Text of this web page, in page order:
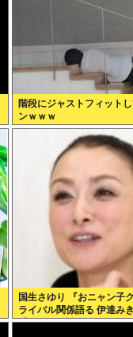
階段にジャストフィット
ンｗｗｗ
国生さゆり 『おニャン子
ライバル関係語る 伊達み
「たとえば誰です？」